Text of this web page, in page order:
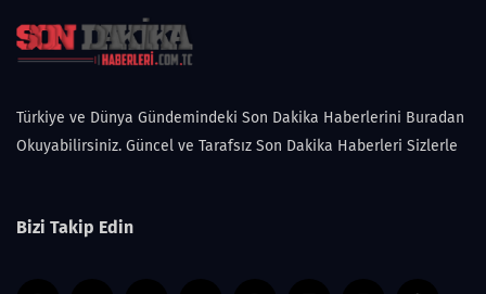
Türkiye ve Dünya Gündemindeki Son Dakika Haberlerini Buradan
Okuyabilirsiniz. Güncel ve Tarafsız Son Dakika Haberleri Sizlerle
Bizi Takip Edin